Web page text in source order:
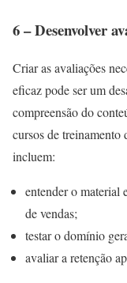
6 – Desenvolver
Criar as avaliações
eficaz pode ser um
compreensão do
cursos de treinamento
incluem:
entender o material
de vendas;
testar o domínio
avaliar a retenção